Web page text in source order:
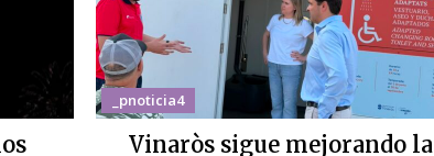
_pnoticia4
Vinaròs sigue mejorando la